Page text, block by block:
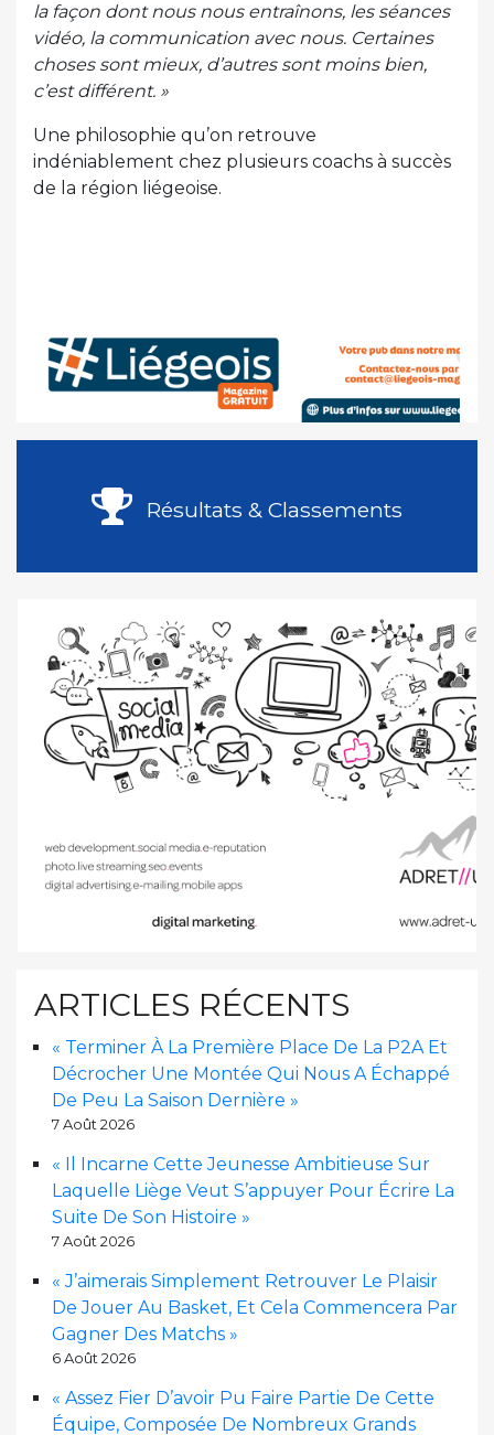
la façon dont nous nous entraînons, les séances
vidéo, la communication avec nous. Certaines
choses sont mieux, d’autres sont moins bien,
c’est différent. »
Une philosophie qu’on retrouve
indéniablement chez plusieurs coachs à succès
de la région liégeoise.
Résultats & Classements
ARTICLES RÉCENTS
« Terminer À La Première Place De La P2A Et
Décrocher Une Montée Qui Nous A Échappé
De Peu La Saison Dernière »
7 Août 2026
« Il Incarne Cette Jeunesse Ambitieuse Sur
Laquelle Liège Veut S’appuyer Pour Écrire La
Suite De Son Histoire »
7 Août 2026
« J’aimerais Simplement Retrouver Le Plaisir
De Jouer Au Basket, Et Cela Commencera Par
Gagner Des Matchs »
6 Août 2026
« Assez Fier D’avoir Pu Faire Partie De Cette
Équipe, Composée De Nombreux Grands